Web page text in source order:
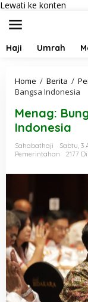
Lewati ke konten
Haji Umrah
Home / Berita /
Bangsa Indonesia
Menag:
Indonesia
Sahabathaji
Sabtu, 3
Pemerintahan
2177